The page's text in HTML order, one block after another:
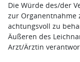
Die Würde des/der
zur Organentnahme
achtungsvoll zu
Äußeren des
Arzt/Ärztin